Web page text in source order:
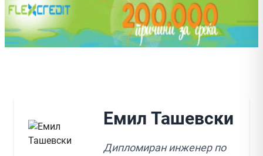
Емил Ташевски
Дипломиран инженер по